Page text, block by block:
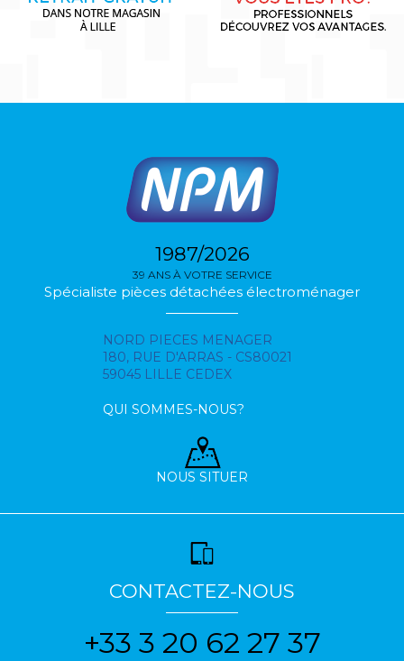
1987/2026
39 ANS À VOTRE SERVICE
Spécialiste pièces détachées électroménager
NORD PIECES MENAGER
180, RUE D'ARRAS - CS80021
59045 LILLE CEDEX
QUI SOMMES-NOUS?
NOUS SITUER
CONTACTEZ-NOUS
+33 3 20 62 27 37